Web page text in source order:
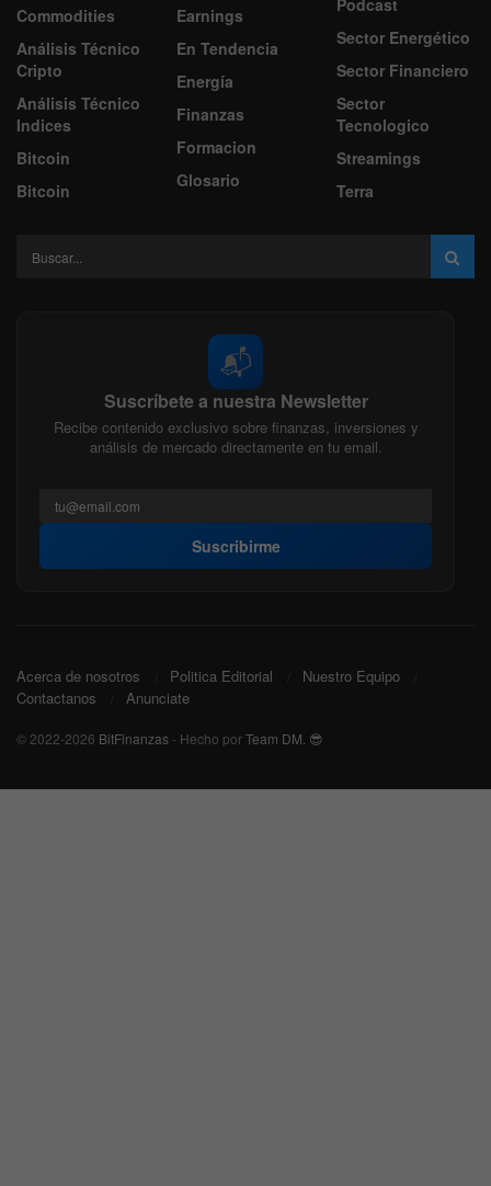
Commodities
Análisis Técnico
Cripto
Análisis Técnico
Indices
Bitcoin
Bitcoin
Earnings
En Tendencia
Energía
Finanzas
Formacion
Glosario
Podcast
Sector Energético
Sector Financiero
Sector
Tecnologico
Streamings
Terra
📬
Suscríbete a nuestra Newsletter
Recibe contenido exclusivo sobre finanzas, inversiones y
análisis de mercado directamente en tu email.
Suscribirme
Acerca de nosotros Politica Editorial
Nuestro Equipo
Contactanos
Anunciate
© 2022-2026 BitFinanzas - Hecho porTeam DM. 😎